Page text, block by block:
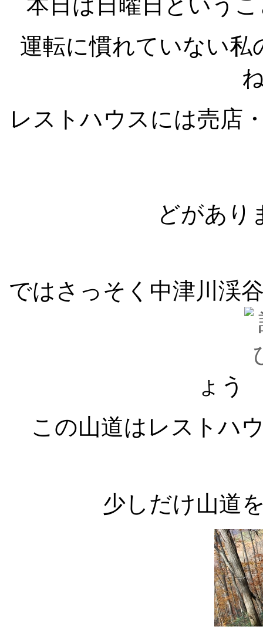
運転に慣れていない
レストハウスには売店
どがあり
ではさっそく中津川渓
ょう
この山道はレストハ
少しだけ山道